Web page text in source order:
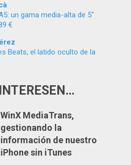
un gama media-alta de 5″
€
Beats, el latido oculto de la
WinX MediaTrans,
gestionando la
información de nuestro
iPhone sin iTunes